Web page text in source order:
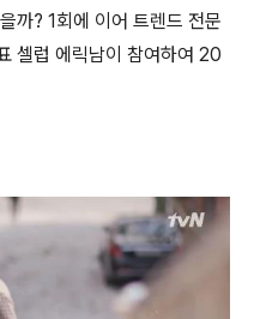
까? 1회에 이어 트렌드 전문
셀럽 에릭남이 참여하여 20